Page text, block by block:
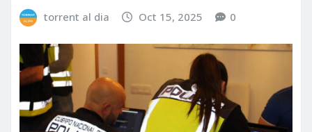
torrent al dia Oct 15, 2025 0